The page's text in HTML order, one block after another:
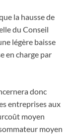
la hausse de
du Conseil
légère baisse
en charge par
donc
entreprises aux
moyen
moyen